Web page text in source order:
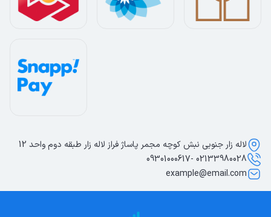
لاله زار جنوبی نبش کوچه مجمر پاساژ فراز لاله زار طبقه دوم واحد 12
02133980028 -09301000617
example@email.com